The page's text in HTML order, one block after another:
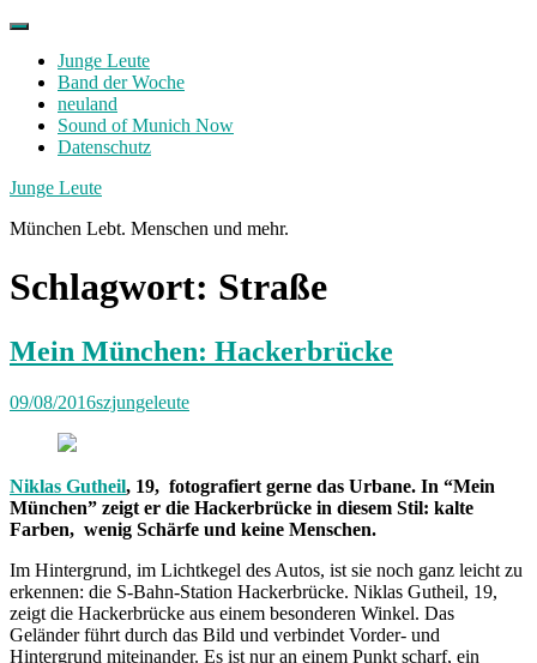
Skip
contentJunge Leute
Band der Woche
neuland
Sound of Munich Now
Datenschutz
Facebook
Twitter
Instagram
Junge Leute
München Lebt. Menschen und mehr.
Schlagwort: Straße
Mein München: Hackerbrücke
09/08/2016szjungeleute
Niklas Gutheil, 19, fotografiert gerne das Urbane. In “Mein
München” zeigt er die Hackerbrücke in diesem Stil: kalte
Farben, wenig Schärfe und keine Menschen.
Im Hintergrund, im Lichtkegel des Autos, ist sie noch ganz leicht zu
erkennen: die S-Bahn-Station Hackerbrücke. Niklas Gutheil, 19,
zeigt die Hackerbrücke aus einem besonderen Winkel. Das
Geländer führt durch das Bild und verbindet Vorder- und
Hintergrund miteinander. Es ist nur an einem Punkt scharf, ein